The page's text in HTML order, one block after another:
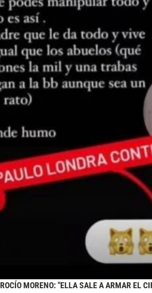
MORENO: "ELLA SALE A ARMAR EL